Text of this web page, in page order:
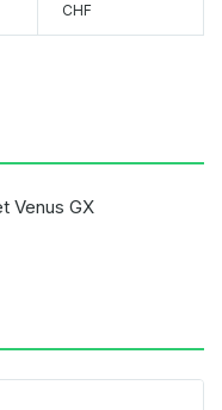
CHF
Venus GX